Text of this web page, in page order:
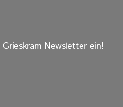
Newsletter ein!